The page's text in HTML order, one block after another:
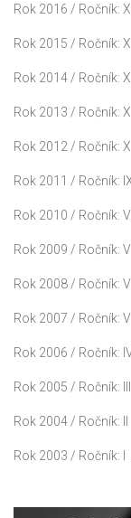
Rok 2016 / Ročník:
Rok 2015 / Ročník: XIII
Rok 2014 / Ročník: XII
Rok 2013 / Ročník: XI
Rok 2012 / Ročník: X
Rok 2011 / Ročník:
Rok 2010 / Ročník: VIII
Rok 2009 / Ročník: VII
Rok 2008 / Ročník: VI
Rok 2007 / Ročník: V
Rok 2006 / Ročník:
Rok 2005 / Ročník: III
Rok 2004 / Ročník: II
Rok 2003 / Ročník: I